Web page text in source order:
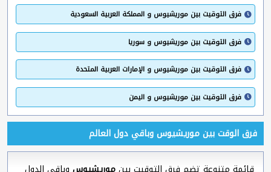
فرق التوقيت بين موريشيوس و المملكة العربية السعودية
فرق التوقيت بين موريشيوس و سوريا
فرق التوقيت بين موريشيوس و الإمارات العربية المتحدة
فرق التوقيت بين موريشيوس و اليمن
فرق الوقت بين موريشيوس وباقي دول العالم